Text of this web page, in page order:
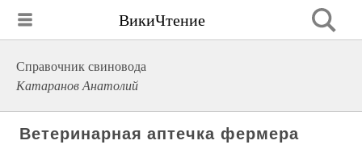
ВикиЧтение
Справочник свиновода
Катаранов Анатолий
Ветеринарная аптечка фермера